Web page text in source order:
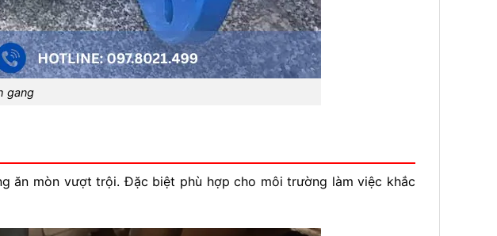
gang
ăn mòn vượt trội. Đặc biệt phù hợp cho môi trường làm việc khắc